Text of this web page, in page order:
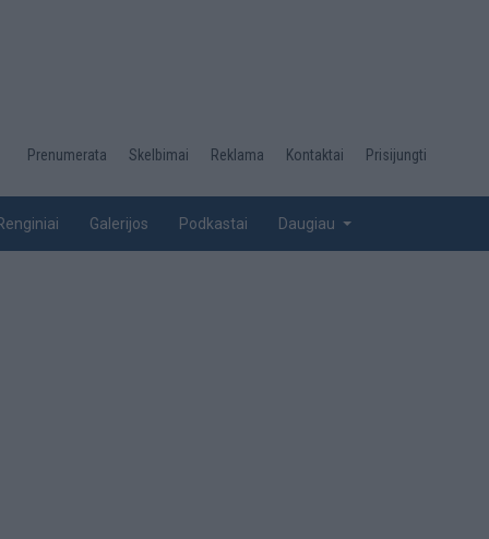
Desktop
top
Prenumerata Skelbimai Reklama Kontaktai Prisijungti
Galerijos Podkastai Daugiau